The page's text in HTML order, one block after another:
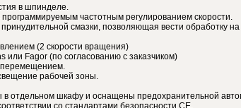
в шпинделе.
программируемым частотным регулированием скорости.
смазки, позволяющая вести обработку на
(2 скорости вращения)
Fagor (по согласованию с заказчиком)
перемещением.
рабочей зоны.
в отдельном шкафу и оснащены предохранительной
со стандартами безопасности CE.